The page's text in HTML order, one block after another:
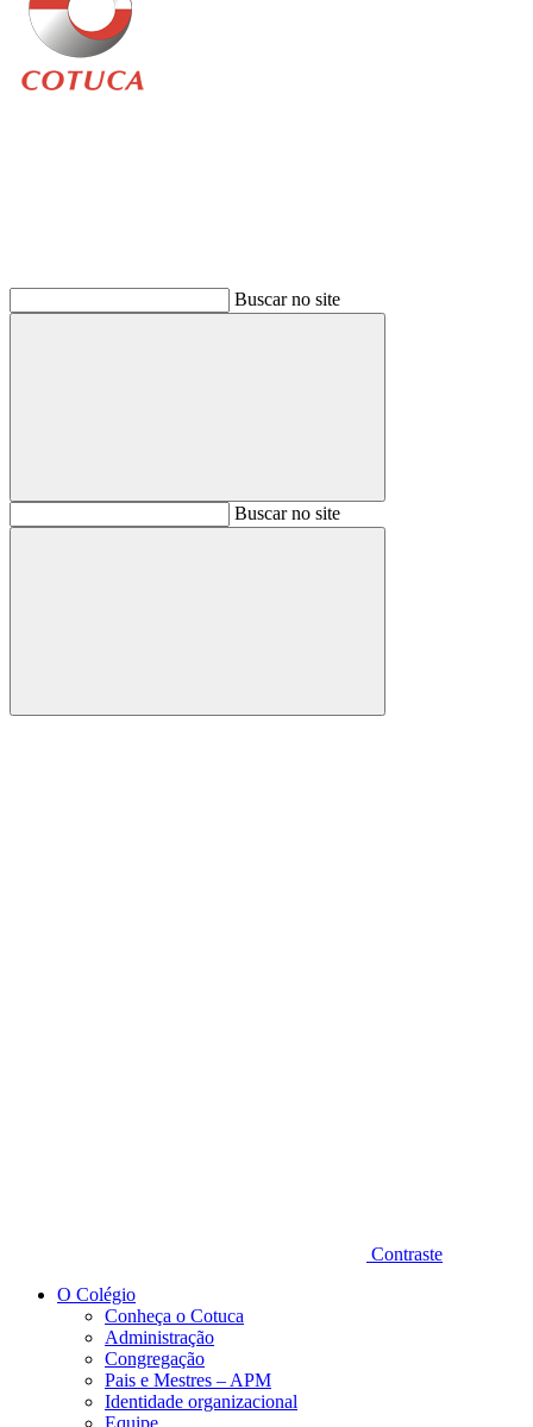
Buscar no site
BuscarBuscar no site
Buscar
Contraste
O Colégio
Conheça o Cotuca
Administração
Congregação
Pais e Mestres – APM
Identidade organizacional
Equipe